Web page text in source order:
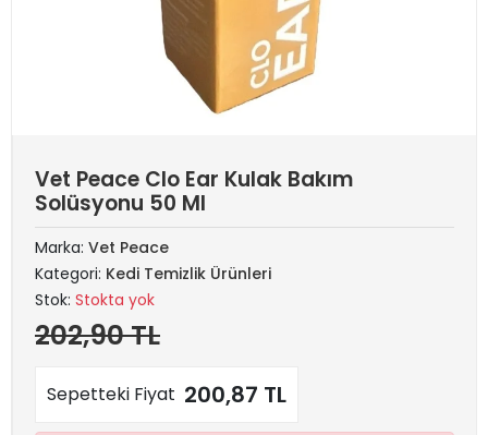
Vet Peace Clo Ear Kulak Bakım
Solüsyonu 50 Ml
Marka: Vet Peace
Kategori: Kedi Temizlik Ürünleri
Stok: Stokta yok
202,90 TL
Sepetteki Fiyat 200,87 TL